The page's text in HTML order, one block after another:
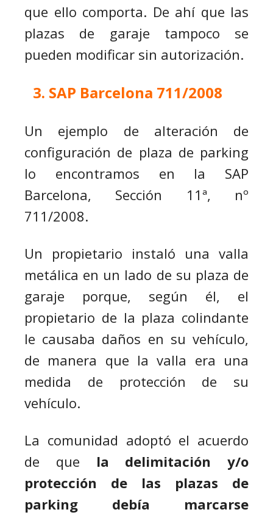
que ello comporta. De ahí que las
plazas de garaje tampoco se
pueden modificar sin autorización.
SAP Barcelona 711/2008
Un ejemplo de alteración de
configuración de plaza de parking
lo encontramos en la SAP
Barcelona, Sección 11ª, nº
711/2008.
Un propietario instaló una valla
metálica en un lado de su plaza de
garaje porque, según él, el
propietario de la plaza colindante
le causaba daños en su vehículo,
de manera que la valla era una
medida de protección de su
vehículo.
La comunidad adoptó el acuerdo
de que la delimitación y/o
protección de las plazas de
parking debía marcarse